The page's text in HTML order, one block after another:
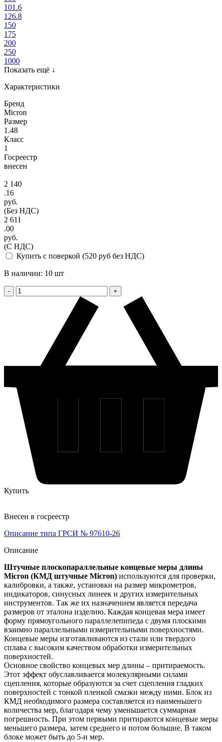
101.6
126.8
150
175
200
250
1000
Показать ещё ↓
Характеристики
Бренд
Micron
Размер
1.48
Класс
1
Госреестр
внесен
2 140
.16
руб.
(Без НДС)
2 611
.00
руб.
(С НДС)
Купить с поверкой (520 руб без НДС)
В наличии: 10 шт
Купить
Внесен в госреестр
Описание типа ГРСИ № 97610-26
Описание
Штучные плоскопараллельные концевые меры длины
Micron (КМД штучные Micron) используются для проверки,
калибровки, а также, установки на размер микрометров,
индикаторов, синусных линеек и других измерительных
инструментов. Так же их назначением является передача
размеров от эталона изделию. Каждая концевая мера имеет
форму прямоугольного параллелепипеда с двумя плоскими
взаимно параллельными измерительными поверхностями.
Концевые меры изготавливаются из стали или твердого
сплава с высоким качеством обработки измерительных
поверхностей.
Основное свойство концевых мер длины – притираемость.
Этот эффект обуславливается молекулярными силами
сцепления, которые образуются за счет сцепления гладких
поверхностей с тонкой пленкой смазки между ними. Блок из
КМД необходимого размера составляется из наименьшего
количества мер, благодаря чему уменьшается суммарная
погрешность. При этом первыми притираются концевые меры
меньшего размера, затем среднего и потом большие. В таком
блоке может быть до 5-и мер.